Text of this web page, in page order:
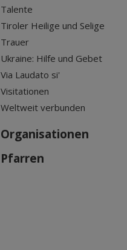
Talente
Tiroler Heilige und Selige
Trauer
Ukraine: Hilfe und Gebet
Via Laudato si'
Visitationen
Weltweit verbunden
Organisationen
Pfarren